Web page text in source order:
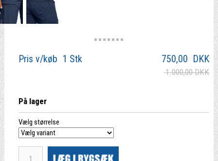
Pris v/køb 1 Stk 750,00 DKK
1.000,00 DKK
På lager
Vælg størrelse